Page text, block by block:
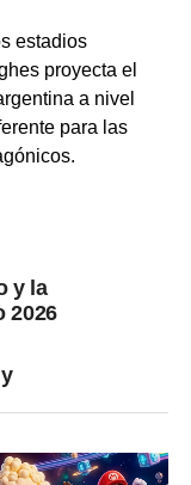
estadios
proyecta el
a nivel
para las
y la
2026